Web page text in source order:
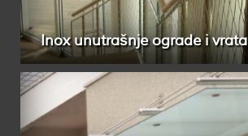
Inox unutrašnje ograde i vrata